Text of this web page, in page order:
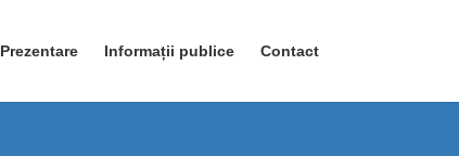
Prezentare Informații publice Contact